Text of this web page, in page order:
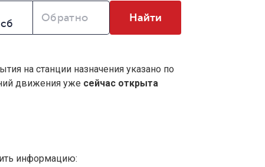
Обратно Найти
на станции назначения указано по
движения уже сейчас открыта
информацию: